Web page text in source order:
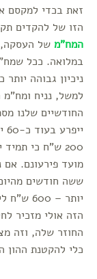
זאת בכדי למקסם
הזו של להקדים
המח"מ של
במלואה. ככל
ניכיון גבוהה יותר
200 ש"ח כי
מועד פירעונם. אם
ששה חודשים
יותר –
הזה אולי מזכיר
החוזר שלה, וזה
כלי להקטנת ההון